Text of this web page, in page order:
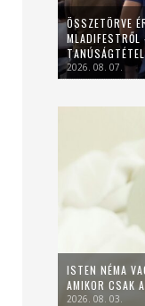
ÖSSZETÖRVE
2026. 08. 07.
ISTEN NÉMA
AMIKOR CSAK
2026. 08. 03.